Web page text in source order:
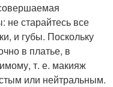
старайтесь все
и губы. Поскольку
в платье, в
т. е. макияж
или нейтральным.